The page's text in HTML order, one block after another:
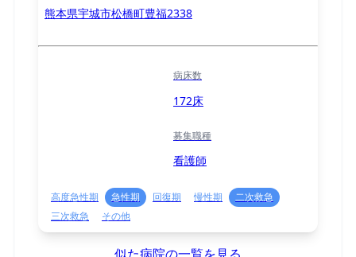
熊本県宇城市松橋町豊福2338
病床数
172床
募集職種
看護師
高度急性期 急性期 回復期 慢性期
二次救急
三次救急
その他